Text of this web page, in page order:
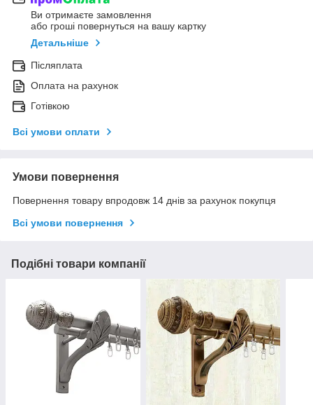
Ви отримаєте замовлення
або гроші повернуться на вашу картку
Детальніше
Післяплата
Оплата на рахунок
Готівкою
Всі умови оплати
Умови повернення
Повернення товару впродовж 14 днів за рахунок покупця
Всі умови повернення
Подібні товари компанії